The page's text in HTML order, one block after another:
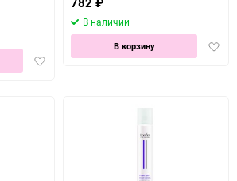
Добавить
В наличии
В корзину